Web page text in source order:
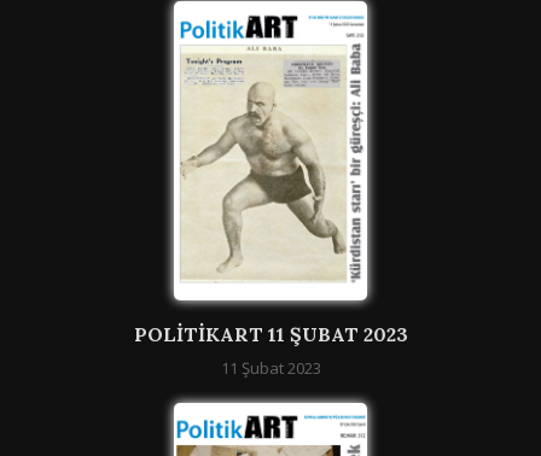
POLITIKART 11 ŞUBAT 2023
11 Şubat 2023